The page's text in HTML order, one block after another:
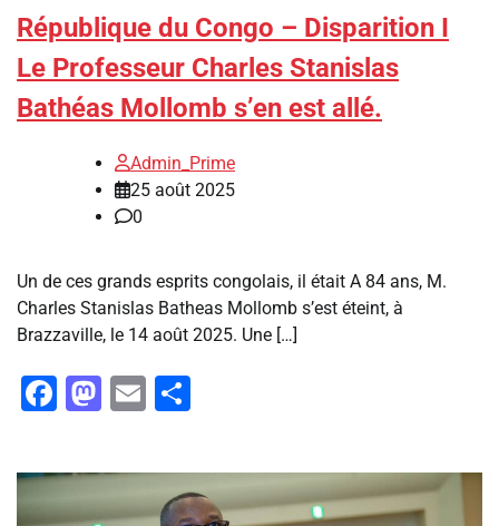
République du Congo – Disparition I
Le Professeur Charles Stanislas
Bathéas Mollomb s’en est allé.
Admin_Prime
25 août 2025
0
Un de ces grands esprits congolais, il était A 84 ans, M.
Charles Stanislas Batheas Mollomb s’est éteint, à
Brazzaville, le 14 août 2025. Une […]
Facebook
Mastodon
Email